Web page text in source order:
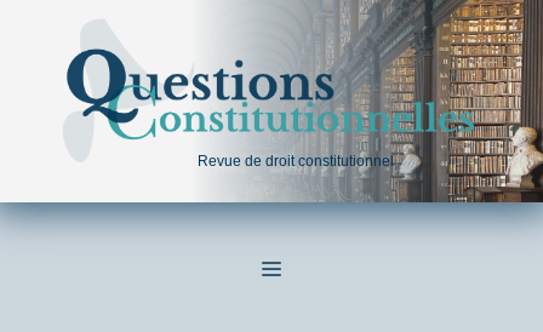
contenu
Revue de droit constitutionnel
MENU